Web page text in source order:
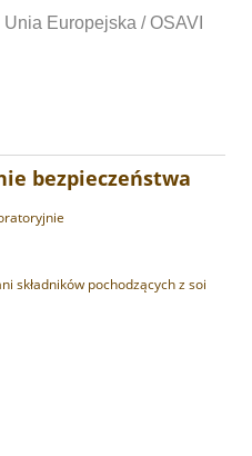
Unia Europejska / OSAVI
bezpieczeństwa
składników pochodzących z soi